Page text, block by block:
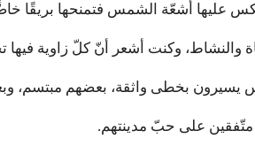
عليها أشعّة الشمس فتمنحها بريقًا
والنشاط، وكنت أشعر أنّ كلّ زاوية
يسيرون بخطى واثقة، بعضهم مبتسم،
متّفقين على حبّ مدينتهم.